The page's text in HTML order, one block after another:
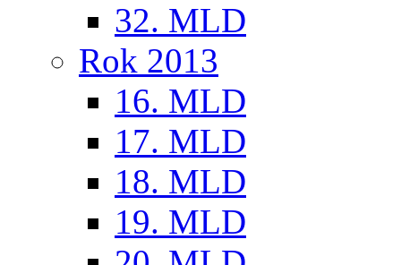
32. MLD
Rok 2013
16. MLD
17. MLD
18. MLD
19. MLD